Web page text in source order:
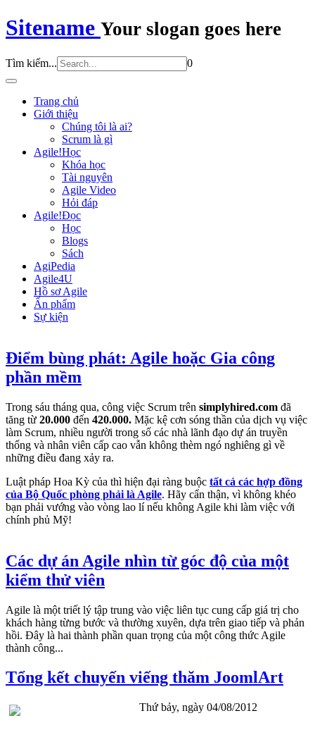
Sitename Your slogan goes here
Tìm kiếm... 0
Trang chủ
Giới thiệu
Chúng tôi là ai?
Scrum là gì
Agile!Học
Khóa học
Tài nguyên
Agile Video
Hỏi đáp
Agile!Đọc
Học
Blogs
Sách
AgiPedia
Agile4U
Hồ sơ Agile
Ấn phẩm
Sự kiện
Điểm bùng phát: Agile hoặc Gia công
phần mềm
Trong sáu tháng qua, công việc Scrum trên simplyhired.com đã
tăng từ 20.000 đến 420.000. Mặc kệ cơn sóng thần của dịch vụ việc
làm Scrum, nhiều người trong số các nhà lãnh đạo dự án truyền
thống và nhân viên cấp cao vẫn không thèm ngó nghiêng gì về
những điều đang xảy ra.
Luật pháp Hoa Kỳ của thì hiện đại ràng buộc tất cả các hợp đồng
của Bộ Quốc phòng phải là Agile. Hãy cẩn thận, vì không khéo
bạn phải vướng vào vòng lao lí nếu không Agile khi làm việc với
chính phủ Mỹ!
Các dự án Agile nhìn từ góc độ của một
kiểm thử viên
Agile là một triết lý tập trung vào việc liên tục cung cấp giá trị cho
khách hàng từng bước và thường xuyên, dựa trên giao tiếp và phản
hồi. Đây là hai thành phần quan trọng của một công thức Agile
thành công...
Tổng kết chuyến viếng thăm JoomlArt
Thứ bảy, ngày 04/08/2012